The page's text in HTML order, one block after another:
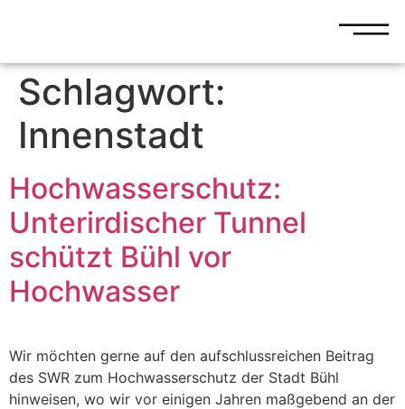
Schlagwort:
Innenstadt
Hochwasserschutz:
Unterirdischer Tunnel
schützt Bühl vor
Hochwasser
Wir möchten gerne auf den aufschlussreichen Beitrag
des SWR zum Hochwasserschutz der Stadt Bühl
hinweisen, wo wir vor einigen Jahren maßgebend an der